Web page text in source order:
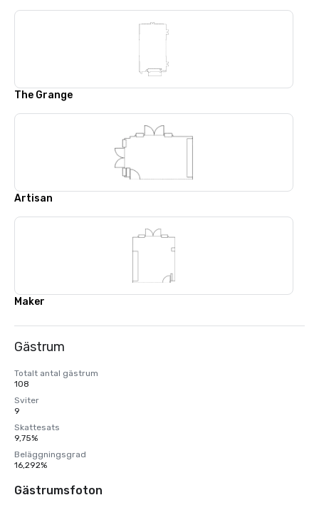
The Grange
Artisan
Maker
Gästrum
Totalt antal gästrum
108
Sviter
9
Skattesats
9,75%
Beläggningsgrad
16,292%
Gästrumsfoton